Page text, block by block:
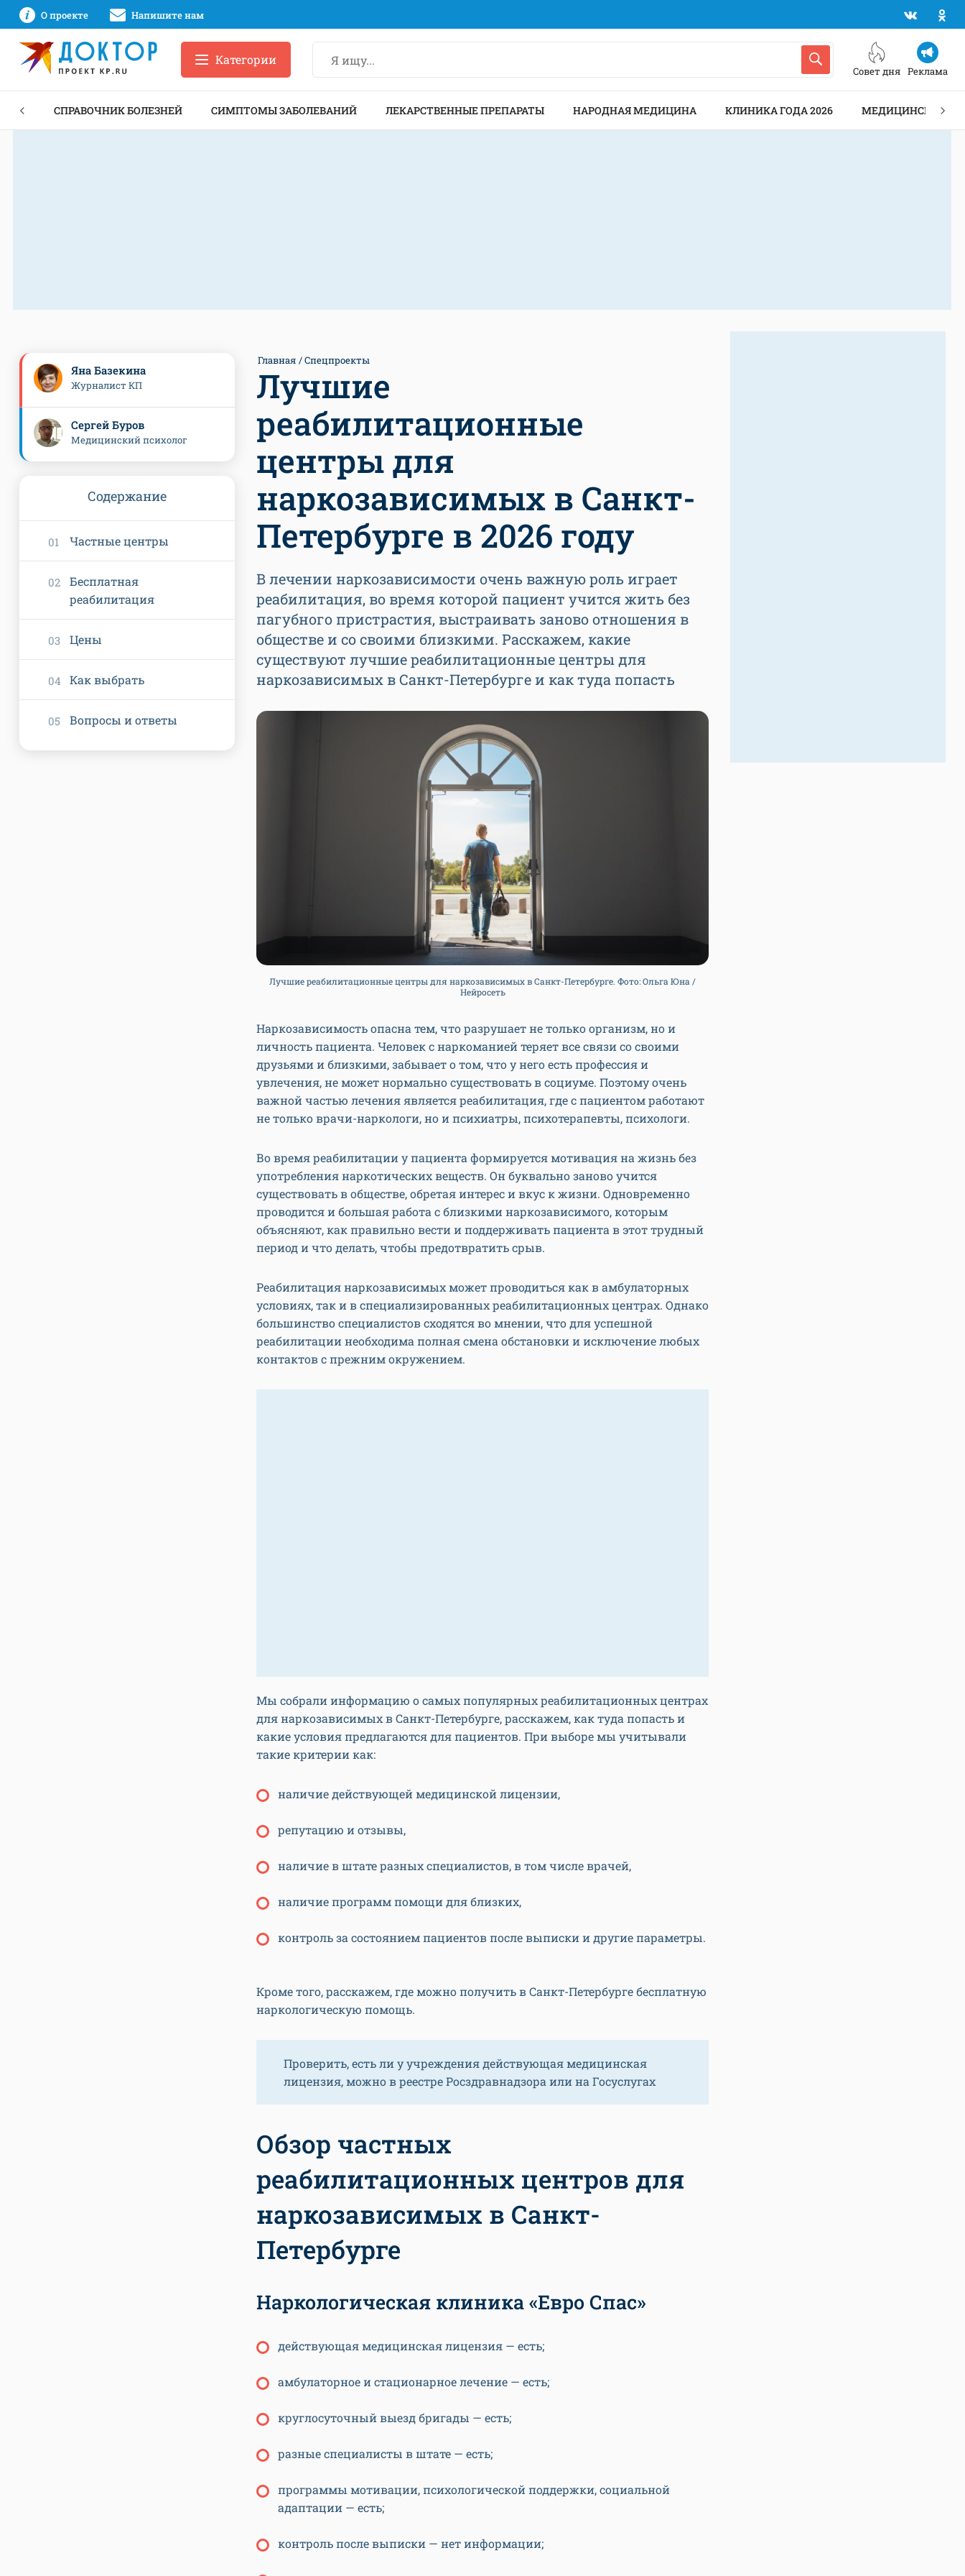
О проекте Напишите нам
Совет дня Реклама
Категории
СПРАВОЧНИК БОЛЕЗНЕЙ СИМПТОМЫ ЗАБОЛЕВАНИЙ ЛЕКАРСТВЕННЫЕ ПРЕПАРАТЫ НАРОДНАЯ МЕДИЦИНА КЛИНИКА ГОДА 2026 МЕДИЦИНСКИЕ
Главная Спецпроекты
Лучшие
реабилитационные
центры для
наркозависимых в Санкт-
Петербурге в 2026 году
В лечении наркозависимости очень важную роль играет
реабилитация, во время которой пациент учится жить без
пагубного пристрастия, выстраивать заново отношения в
обществе и со своими близкими. Расскажем, какие
существуют лучшие реабилитационные центры для
наркозависимых в Санкт-Петербурге и как туда попасть
Лучшие реабилитационные центры для наркозависимых в Санкт-Петербурге. Фото: Ольга Юна /
Нейросеть
Наркозависимость опасна тем, что разрушает не только организм, но и
личность пациента. Человек с наркоманией теряет все связи со своими
друзьями и близкими, забывает о том, что у него есть профессия и
увлечения, не может нормально существовать в социуме. Поэтому очень
важной частью лечения является реабилитация, где с пациентом работают
не только врачи-наркологи, но и психиатры, психотерапевты, психологи.
Во время реабилитации у пациента формируется мотивация на жизнь без
употребления наркотических веществ. Он буквально заново учится
существовать в обществе, обретая интерес и вкус к жизни. Одновременно
проводится и большая работа с близкими наркозависимого, которым
объясняют, как правильно вести и поддерживать пациента в этот трудный
период и что делать, чтобы предотвратить срыв.
Реабилитация наркозависимых может проводиться как в амбулаторных
условиях, так и в специализированных реабилитационных центрах. Однако
большинство специалистов сходятся во мнении, что для успешной
реабилитации необходима полная смена обстановки и исключение любых
контактов с прежним окружением.
Мы собрали информацию о самых популярных реабилитационных центрах
для наркозависимых в Санкт-Петербурге, расскажем, как туда попасть и
какие условия предлагаются для пациентов. При выборе мы учитывали
такие критерии как:
наличие действующей медицинской лицензии,
репутацию и отзывы,
наличие в штате разных специалистов, в том числе врачей,
наличие программ помощи для близких,
контроль за состоянием пациентов после выписки и другие параметры.
Кроме того, расскажем, где можно получить в Санкт-Петербурге бесплатную
наркологическую помощь.
Проверить, есть ли у учреждения действующая медицинская
лицензия, можно в реестре Росздравнадзора или на Госуслугах
Обзор частных
реабилитационных центров для
наркозависимых в Санкт-
Петербурге
Наркологическая клиника «Евро Спас»
действующая медицинская лицензия — есть;
амбулаторное и стационарное лечение — есть;
круглосуточный выезд бригады — есть;
разные специалисты в штате — есть;
программы мотивации, психологической поддержки, социальной
адаптации — есть;
контроль после выписки — нет информации;
Яна Базекина
Журналист КП
Сергей Буров
Медицинский психолог
Содержание
Частные центры
Бесплатная
реабилитация
Цены
Как выбрать
Вопросы и ответы